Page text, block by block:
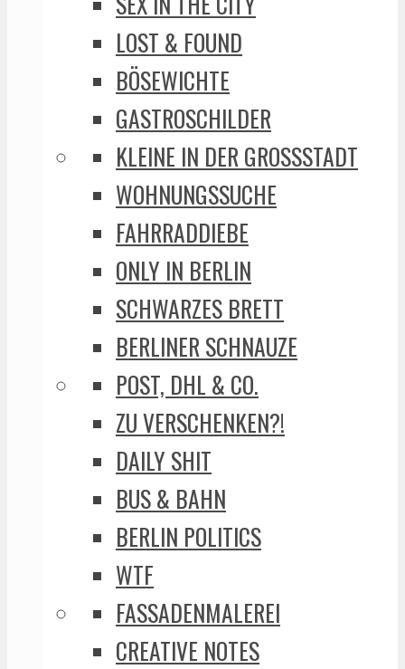
LOST & FOUND
BÖSEWICHTE
GASTROSCHILDER
KLEINE IN DER GROSSSTADT
WOHNUNGSSUCHE
FAHRRADDIEBE
ONLY IN BERLIN
SCHWARZES BRETT
BERLINER SCHNAUZE
POST, DHL & CO.
ZU VERSCHENKEN?!
DAILY SHIT
BUS & BAHN
BERLIN POLITICS
WTF
FASSADENMALEREI
CREATIVE NOTES